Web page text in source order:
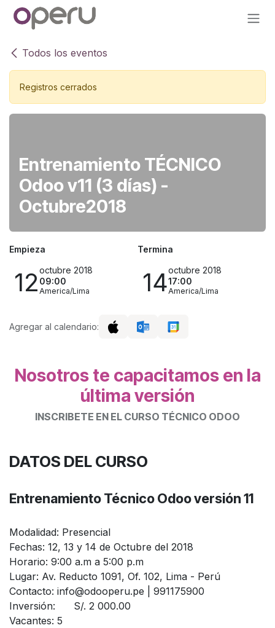
Ir al contenido
Todos los eventos
Registros cerrados
Entrenamiento TÉCNICO
Odoo v11 (3 días) -
Octubre2018
Empieza
12octubre 2018
09:00
America/Lima
Termina
14octubre 2018
17:00
America/Lima
Agregar al calendario:
Nosotros te capacitamos en la
última versión
INSCRIBETE EN EL CURSO TÉCNICO ODOO
DATOS DEL CURSO
Entrenamiento TécnicoOdoo versión 11
Modalidad: Presencial
Fechas: 12, 13 y 14 de Octubre del 2018
Horario: 9:00 a.m a 5:00 p.m
Lugar: Av. Reducto 1091, Of. 102, Lima - Perú
Contacto: info@odooperu.pe | 991175900
Inversión:
S/. 2 000.00
Vacantes: 5